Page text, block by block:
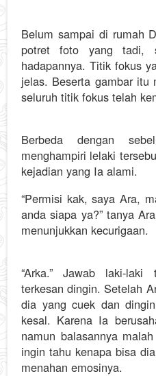
Belum sampai di rumah
potret foto yang tadi,
hadapannya. Titik fokus
jelas. Beserta gambar itu
seluruh titik fokus telah
Berbeda dengan
menghampiri lelaki
kejadian yang Ia alami.
“Permisi kak, saya Ara,
anda siapa ya?” tanya
menunjukkan kecurigaan.
“Arka.” Jawab laki-
terkesan dingin. Setelah
dia yang cuek dan
kesal. Karena Ia
namun balasannya
ingin tahu kenapa bisa
menahan emosinya.